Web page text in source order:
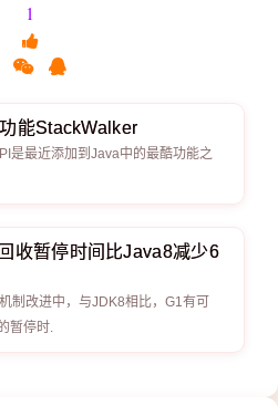
1
能StackWalker
是最近添加到Java中的最酷功能之
收暂停时间比Java8减少6
制改进中，与JDK8相比，G1有可
暂停时.